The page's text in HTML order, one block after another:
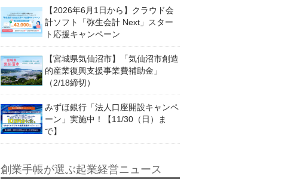
【2026年6月1日から】クラウド会
計ソフト「弥生会計 Next」スター
ト応援キャンペーン
【宮城県気仙沼市】「気仙沼市創造
的産業復興支援事業費補助金」
（2/18締切）
みずほ銀行「法人口座開設キャンペ
ーン」実施中！【11/30（日）ま
で】
創業手帳が選ぶ起業経営ニュース